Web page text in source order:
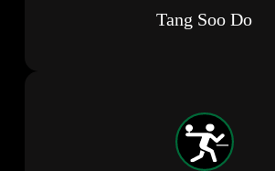
Tang Soo Do